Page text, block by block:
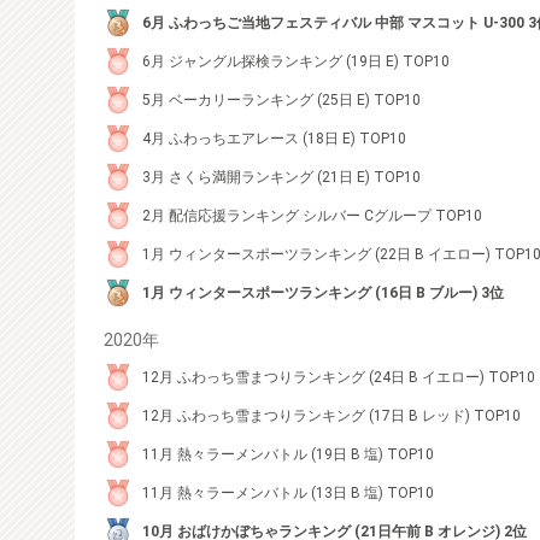
6月 ふわっちご当地フェスティバル 中部 マスコット U-300 3
6月 ジャングル探検ランキング (19日 E) TOP10
5月 ベーカリーランキング (25日 E) TOP10
4月 ふわっちエアレース (18日 E) TOP10
3月 さくら満開ランキング (21日 E) TOP10
2月 配信応援ランキング シルバー Cグループ TOP10
1月 ウィンタースポーツランキング (22日 B イエロー) TOP10
1月 ウィンタースポーツランキング (16日 B ブルー) 3位
2020年
12月 ふわっち雪まつりランキング (24日 B イエロー) TOP10
12月 ふわっち雪まつりランキング (17日 B レッド) TOP10
11月 熱々ラーメンバトル (19日 B 塩) TOP10
11月 熱々ラーメンバトル (13日 B 塩) TOP10
10月 おばけかぼちゃランキング (21日午前 B オレンジ) 2位